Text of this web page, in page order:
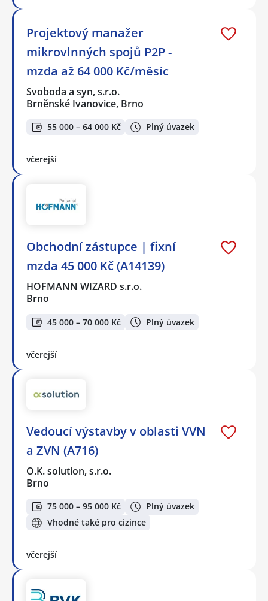
Projektový manažer
mikrovlnných spojů P2P -
mzda až 64 000 Kč/měsíc
Svoboda a syn, s.r.o.
Brněnské Ivanovice, Brno
55 000 – 64 000 Kč Plný úvazek
včerejší
Obchodní zástupce | fixní
mzda 45 000 Kč (A14139)
HOFMANN WIZARD s.r.o.
Brno
45 000 – 70 000 Kč Plný úvazek
včerejší
Vedoucí výstavby v oblasti VVN
a ZVN (A716)
O.K. solution, s.r.o.
Brno
75 000 – 95 000 Kč
Plný úvazek
Vhodné také pro cizince
včerejší